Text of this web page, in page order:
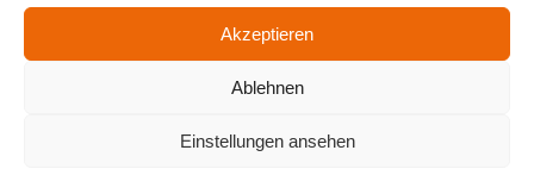
Akzeptieren
Ablehnen
Einstellungen ansehen
Parken ist während des Ticketkaufs möglich.
ImpressumAGBBarrierefreiheit